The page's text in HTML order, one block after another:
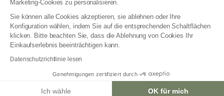
Marketing-Cookies zu personalisieren.
Sie können alle Cookies akzeptieren, sie ablehnen oder Ihre
Konfiguration wählen, indem Sie auf die entsprechenden Schaltflächen
klicken. Bitte beachten Sie, dass die Ablehnung von Cookies Ihr
Einkaufserlebnis beeinträchtigen kann.
Datenschutzrichtlinie lesen
Genehmigungen zertifiziert durch
Ich wähle OK für mich
AGB Treueprogramm
Datenschutzrichtlinien
Allgemeine Geschäftsbedingungen für Geschäftskunden
Erklärung zur Barrierefreiheit